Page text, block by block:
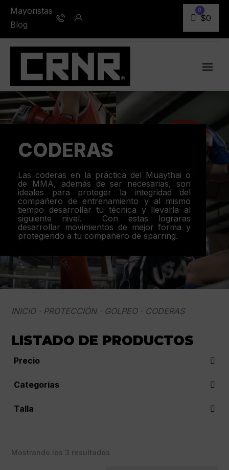
Mayoristas
Blog
Carro
0
$0
CODERAS
Las coderas en la práctica del Muaythai o
de MMA, además de ser necesarias, son
ideales para proteger la integridad del
compañero de entrenamiento y al mismo
tiempo desarrollar tu técnica y llevarla al
siguiente nivel. Con estas lograras
desarrollar movimientos de mejor forma y
protegiendo a tu compañero de sparring.
INICIO· PROTECCIÓN· GOLPEO· CODERAS
LISTADO DE PRODUCTOS
Precio
Categorías
Talla
Mostrando los 3 resultados